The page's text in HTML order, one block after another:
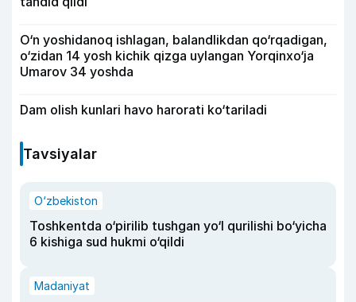
O‘n yoshidanoq ishlagan, balandlikdan qo‘rqadigan,
o‘zidan 14 yosh kichik qizga uylangan Yorqinxo‘ja
Umarov 34 yoshda
Dam olish kunlari havo harorati ko‘tariladi
Tavsiyalar
O‘zbekiston
Toshkentda o‘pirilib tushgan yo‘l qurilishi bo‘yicha
6 kishiga sud hukmi o‘qildi
Madaniyat